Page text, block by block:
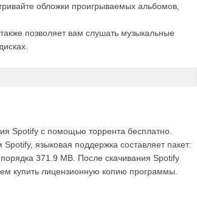
обложки проигрываемых альбомов,
позволяет вам слушать музыкальные
Spotify с помощью торрента бесплатно.
языковая поддержка составляет пакет:
371.9 MB. После скачивания Spotify
купить лицензионную копию программы.